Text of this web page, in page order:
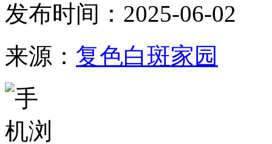
发布时间：2025-06-02
来源： 复色白斑家园